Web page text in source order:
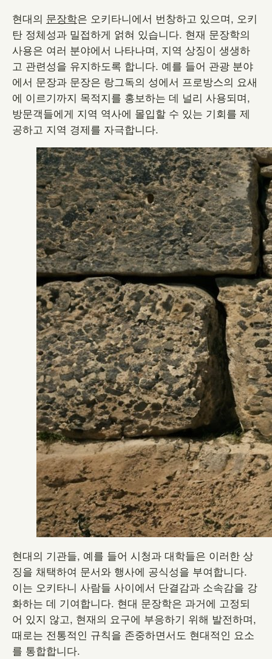
현대의 문장학은 오키타니에서 번창하고 있으며, 오키
탄 정체성과 밀접하게 얽혀 있습니다. 현재 문장학의
사용은 여러 분야에서 나타나며, 지역 상징이 생생하
고 관련성을 유지하도록 합니다. 예를 들어 관광 분야
에서 문장과 문장은 랑그독의 성에서 프로방스의 요새
에 이르기까지 목적지를 홍보하는 데 널리 사용되며,
방문객들에게 지역 역사에 몰입할 수 있는 기회를 제
공하고 지역 경제를 자극합니다.
현대의 기관들, 예를 들어 시청과 대학들은 이러한 상
징을 채택하여 문서와 행사에 공식성을 부여합니다.
이는 오키타니 사람들 사이에서 단결감과 소속감을 강
화하는 데 기여합니다. 현대 문장학은 과거에 고정되
어 있지 않고, 현재의 요구에 부응하기 위해 발전하며,
때로는 전통적인 규칙을 존중하면서도 현대적인 요소
를 통합합니다.